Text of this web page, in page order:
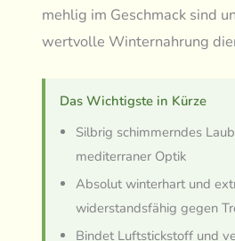
mehlig im Geschmack sind
wertvolle Winternahrung
Das Wichtigste in Kürze
Silbrig schimmerndes
mediterraner Optik
Absolut winterhart und
widerstandsfähig gegen
Bindet Luftstickstoff und